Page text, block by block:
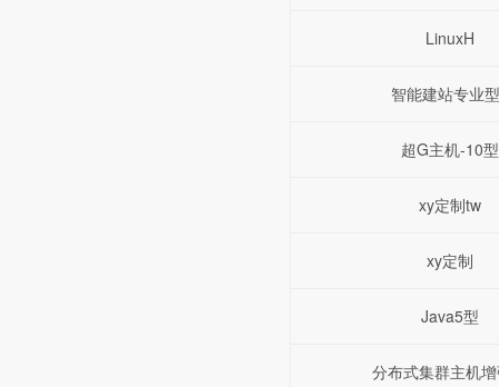
LinuxH
智能建站专业
超G主机-10型
xy定制tw
xy定制
Java5型
分布式集群主机